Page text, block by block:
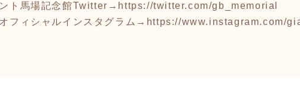
ト馬場記念館Twitter→ https://twitter.com/gb_memorial
フィシャルインスタグラム→ https://www.instagram.com/